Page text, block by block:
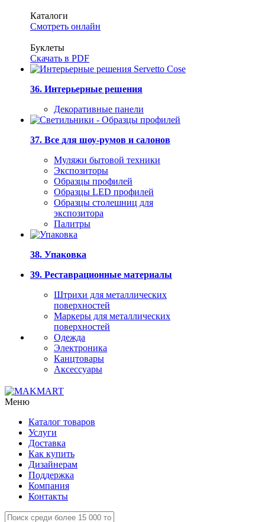
Каталоги
Смотреть онлайн
Буклеты
Скачать в PDF
36. Интерьерные решения
Декоративные панели
37. Все для шоу-румов и салонов
Муляжи бытовой техники
Экспозиторы
Образцы профилей
Образцы LED профилей
Образцы столешниц для
экспозитора
Палитры
38. Упаковка
39. Реставрационные материалы
Штрихи для металлических
поверхностей
Маркеры для металлических
поверхностей
Одежда
Электроника
Канцтовары
Аксессуары
Меню
Каталог товаров
Услуги
Доставка
Как купить
Дизайнерам
Поддержка
Компания
Контакты